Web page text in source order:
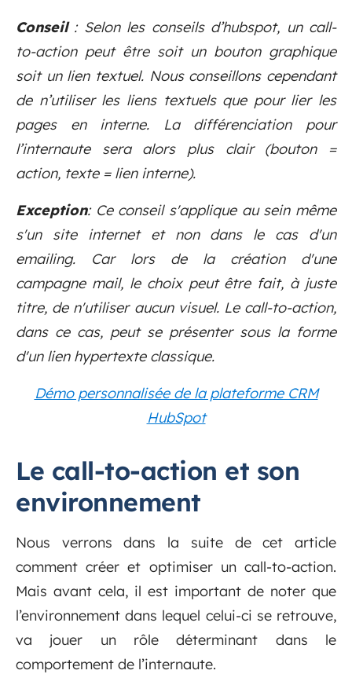
Conseil: Selon les conseils d’hubspot, un call-
to-action peut être soit un bouton graphique
soit un lien textuel. Nous conseillons cependant
de n’utiliser les liens textuels que pour lier les
pages en interne. La différenciation pour
l’internaute sera alors plus clair (bouton =
action, texte = lien interne).
Exception: Ce conseil s'applique au sein même
s'un site internet et non dans le cas d'un
emailing. Car lors de la création d'une
campagne mail, le choix peut être fait, à juste
titre, de n'utiliser aucun visuel. Le call-to-action,
dans ce cas, peut se présenter sous la forme
d'un lien hypertexte classique.
Démo personnalisée de la plateforme CRM
HubSpot
Le call-to-action et son
environnement
Nous verrons dans la suite de cet article
comment créer et optimiser un call-to-action.
Mais avant cela, il est important de noter que
l’environnement dans lequel celui-ci se retrouve,
va jouer un rôle déterminant dans le
comportement de l’internaute.